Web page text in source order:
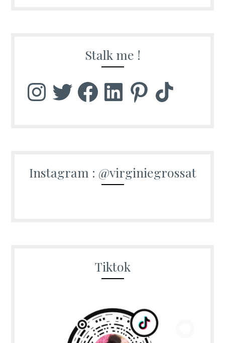
Stalk me !
InstagramTwitter FacebookLinkedInPinterest TikTok
Instagram : @virginiegrossat
Tiktok